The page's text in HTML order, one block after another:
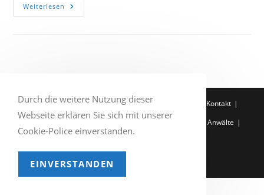
Weiterlesen AGB:
Anforderungen
Q-Zertifikat Impressum Datenschutzerklärung
Kontakt
Anwälte
Copyright 2026 - Demuth Rechtsanwälte
Durch die weitere Nutzung dieser
Webseite erklären Sie sich mit unserer
Cookie-Police einverstanden.
EINVERSTANDEN